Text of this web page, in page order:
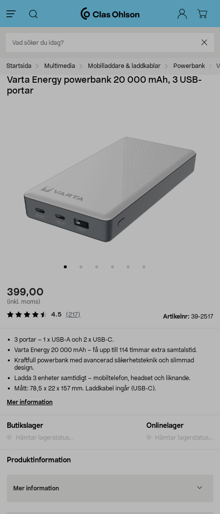
Startsida Multimedia Mobilladdare & laddkablar Powerbank
Varta Energy powerbank 20 000 mAh, 3 USB-
portar
399,00
(inkl. moms)
Artikelnr: 39-2517
4.5 ( 217)
Butikslager
Hämtar lagerstatus...
Onlinelager
Hämtar lagerstatus...
3 portar – 1 x USB-A och 2 x USB-C.
Varta Energy 20 000 mAh – få upp till 114 timmar extra samtalstid.
Kraftfull powerbank med avancerad säkerhetsteknik och slimmad
design.
Ladda 3 enheter samtidigt – mobiltelefon, headset och liknande.
Mått: 78,5 x 22 x 157 mm. Laddkabel ingår (USB-C).
Mer information
Produktinformation
Mer information